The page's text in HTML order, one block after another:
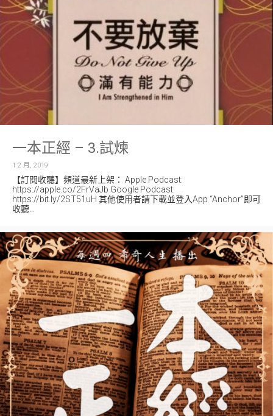
一本正經 – 3.試煉
1 2 月, 2019
【訂閱收聽】頻道最新上架： Apple Podcast:
https://apple.co/2FrVaJb Google Podcast:
https://bit.ly/2ST51uH 其他使用者請下載並登入App “Anchor”即可
收聽...